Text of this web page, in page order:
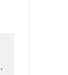
,